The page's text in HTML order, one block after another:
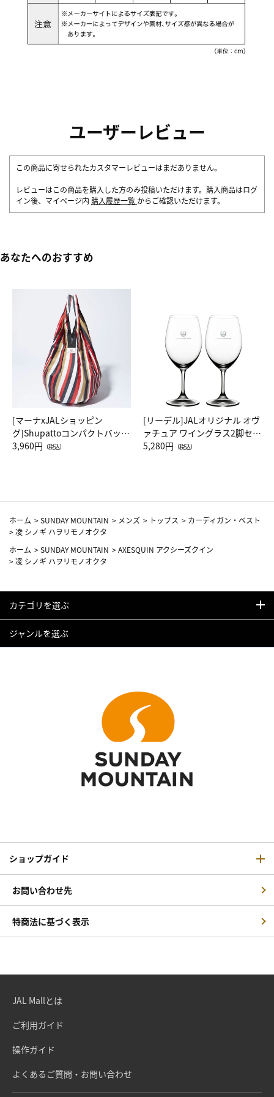
ユーザーレビュー
この商品に寄せられたカスタマーレビューはまだありません。
レビューはこの商品を購入した方のみ投稿いただけます。購入商品はログ
イン後、マイページ内 購入履歴一覧 からご確認いただけます。
あなたへのおすすめ
[マーナxJALショッピン
グ]Shupattoコンパクトバッグ
Drop JAL客室乗務員（LC）ス
3,960円 （税込）
[リーデル]JALオリジナル オヴ
ァチュア ワイングラス2脚セッ
ト（レッドワイン）
5,280円 （税込）
ホーム >SUNDAY MOUNTAIN > メンズ > トップス > カーディガン・ベスト
>凌 シノギ ハヲリモノオクタ
ホーム >SUNDAY MOUNTAIN >AXESQUIN アクシーズクイン
>凌 シノギ ハヲリモノオクタ
カテゴリを選ぶ
ジャンルを選ぶ
ショップガイド
お問い合わせ先
特商法に基づく表示
JAL Mallとは
ご利用ガイド
操作ガイド
よくあるご質問・お問い合わせ